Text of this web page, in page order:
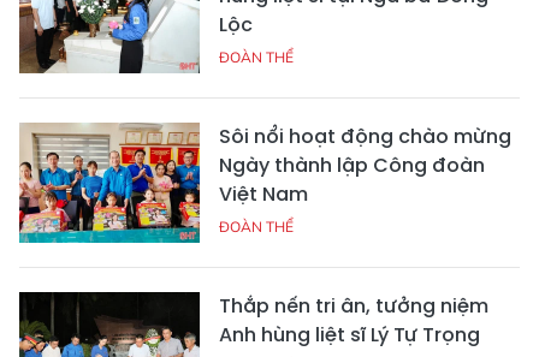
Lộc
ĐOÀN THỂ
Sôi nổi hoạt động chào mừng
Ngày thành lập Công đoàn
Việt Nam
ĐOÀN THỂ
Thắp nến tri ân, tưởng niệm
Anh hùng liệt sĩ Lý Tự Trọng